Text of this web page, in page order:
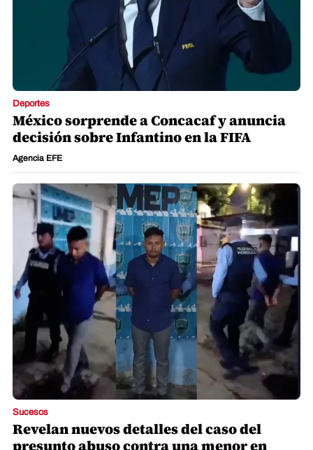
Deportes
México sorprende a Concacaf y anuncia
decisión sobre Infantino en la FIFA
Agencia EFE
Sucesos
Revelan nuevos detalles del caso del
presunto abuso contra una menor en